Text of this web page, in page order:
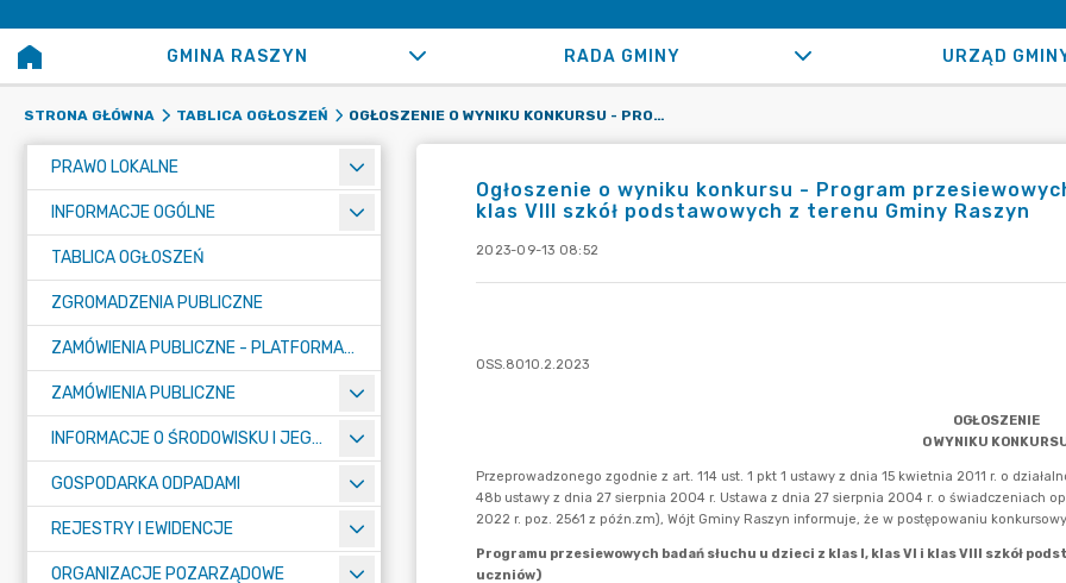
GMINA RASZYN RADA GMINY URZĄD
STRONA GŁÓWNA TABLICA OGŁOSZEŃ OGŁOSZENIE O WYNIKU KONKURSU - PROGRAM PRZESIEWOWYCH BADAŃ SŁUCHU U DZIECI Z KLAS I, KLAS VI I KLAS VIII SZKÓŁ PODSTAWOWYCH Z TERENU GMINY RASZYN
PRAWO LOKALNE
INFORMACJE OGÓLNE
TABLICA OGŁOSZEŃ
ZGROMADZENIA PUBLICZNE
ZAMÓWIENIA PUBLICZNE - PLATFORMA ZAKUPOWA (OD 01.05.2025R.)
ZAMÓWIENIA PUBLICZNE
INFORMACJE O ŚRODOWISKU I JEGO OCHRONIE
GOSPODARKA ODPADAMI
REJESTRY I EWIDENCJE
ORGANIZACJE POZARZĄDOWE
Ogłoszenie o wyniku konkursu - Program
klas VIII szkół podstawowych z terenu Gminy Raszyn
2023-09-13 08:52